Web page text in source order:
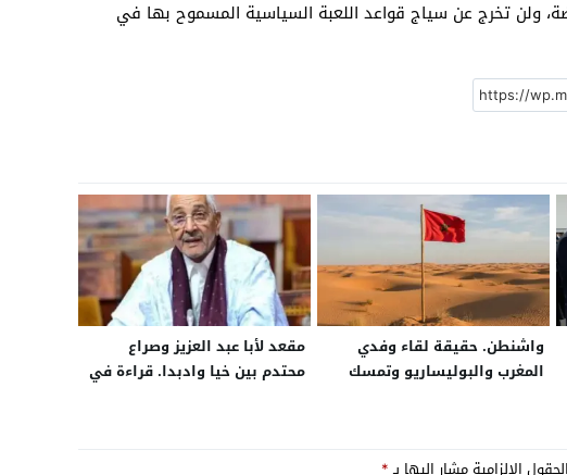
ولن تخرج عن سياج قواعد اللعبة السياسية المسموح بها في
واشنطن. حقيقة لقاء وفدي
المغرب والبوليساريو وتمسك
مقعد لأبا عبد العزيز وصراع
محتدم بين خيا وادبدا. قراءة في
الحقول الإلزامية مشار إليها بـ*